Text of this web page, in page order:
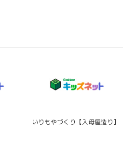
いりもやづくり【入母屋造り】